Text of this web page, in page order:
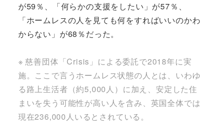
が59％、「何らかの支援をしたい」が57％、
「ホームレスの人を見ても何をすればいいのかわ
からない」が68％だった。
※ 慈善団体「Crisis」による委託で2018年に実
施。ここで言うホームレス状態の人とは、いわゆ
る路上生活者（約5,000人）に加え、安定した住
まいを失う可能性が高い人を含み、英国全体では
現在236,000人いるとされている。